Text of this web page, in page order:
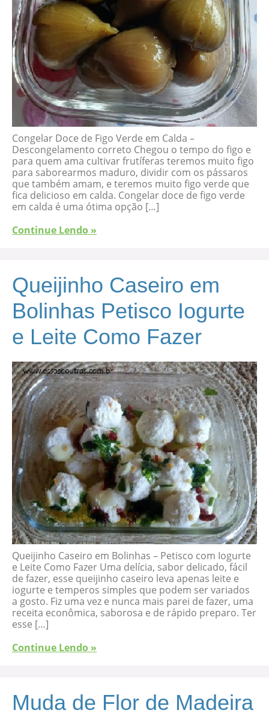
Congelar Doce de Figo Verde em Calda –
Descongelamento correto Chegou o tempo do figo e
para quem ama cultivar frutíferas teremos muito figo
para saborearmos maduro, dividir com os pássaros
que também amam, e teremos muito figo verde que
fica delicioso em calda. Congelar doce de figo verde
em calda é uma ótima opção […]
Continue Lendo »
Queijinho Caseiro em
Bolinhas Petisco Iogurte
e Leite Como Fazer
Queijinho Caseiro em Bolinhas – Petisco com Iogurte
e Leite Como Fazer Uma delícia, sabor delicado, fácil
de fazer, esse queijinho caseiro leva apenas leite e
iogurte e temperos simples que podem ser variados
a gosto. Fiz uma vez e nunca mais parei de fazer, uma
receita econômica, saborosa e de rápido preparo. Ter
esse […]
Continue Lendo »
Muda de Flor de Madeira